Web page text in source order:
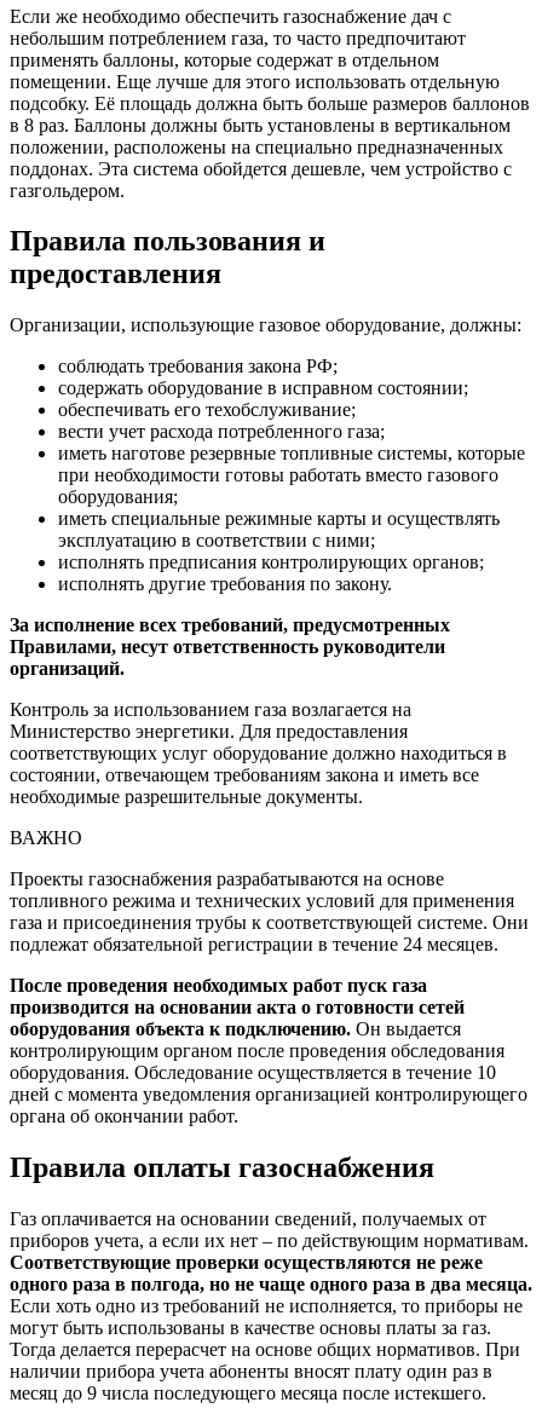
Если же необходимо обеспечить газоснабжение дач с
небольшим потреблением газа, то часто предпочитают
применять баллоны, которые содержат в отдельном
помещении. Еще лучше для этого использовать отдельную
подсобку. Её площадь должна быть больше размеров баллонов
в 8 раз. Баллоны должны быть установлены в вертикальном
положении, расположены на специально предназначенных
поддонах. Эта система обойдется дешевле, чем устройство с
газгольдером.
Правила пользования и
предоставления
Организации, использующие газовое оборудование, должны:
соблюдать требования закона РФ;
содержать оборудование в исправном состоянии;
обеспечивать его техобслуживание;
вести учет расхода потребленного газа;
иметь наготове резервные топливные системы, которые
при необходимости готовы работать вместо газового
оборудования;
иметь специальные режимные карты и осуществлять
эксплуатацию в соответствии с ними;
исполнять предписания контролирующих органов;
исполнять другие требования по закону.
За исполнение всех требований, предусмотренных
Правилами, несут ответственность руководители
организаций.
Контроль за использованием газа возлагается на
Министерство энергетики. Для предоставления
соответствующих услуг оборудование должно находиться в
состоянии, отвечающем требованиям закона и иметь все
необходимые разрешительные документы.
ВАЖНО
Проекты газоснабжения разрабатываются на основе
топливного режима и технических условий для применения
газа и присоединения трубы к соответствующей системе. Они
подлежат обязательной регистрации в течение 24 месяцев.
После проведения необходимых работ пуск газа
производится на основании акта о готовности сетей
оборудования объекта к подключению. Он выдается
контролирующим органом после проведения обследования
оборудования. Обследование осуществляется в течение 10
дней с момента уведомления организацией контролирующего
органа об окончании работ.
Правила оплаты газоснабжения
Газ оплачивается на основании сведений, получаемых от
приборов учета, а если их нет – по действующим нормативам.
Соответствующие проверки осуществляются не реже
одного раза в полгода, но не чаще одного раза в два месяца.
Если хоть одно из требований не исполняется, то приборы не
могут быть использованы в качестве основы платы за газ.
Тогда делается перерасчет на основе общих нормативов. При
наличии прибора учета абоненты вносят плату один раз в
месяц до 9 числа последующего месяца после истекшего.